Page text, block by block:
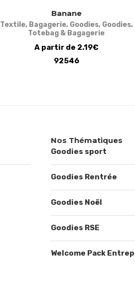
Banane
Textile, Bagagerie, Goodies, Goodies,
Totebag & Bagagerie
A partir de 2.19€
92546
Nos Thématiques
Goodies sport
Goodies Rentrée
Goodies Noël
Goodies RSE
Welcome Pack